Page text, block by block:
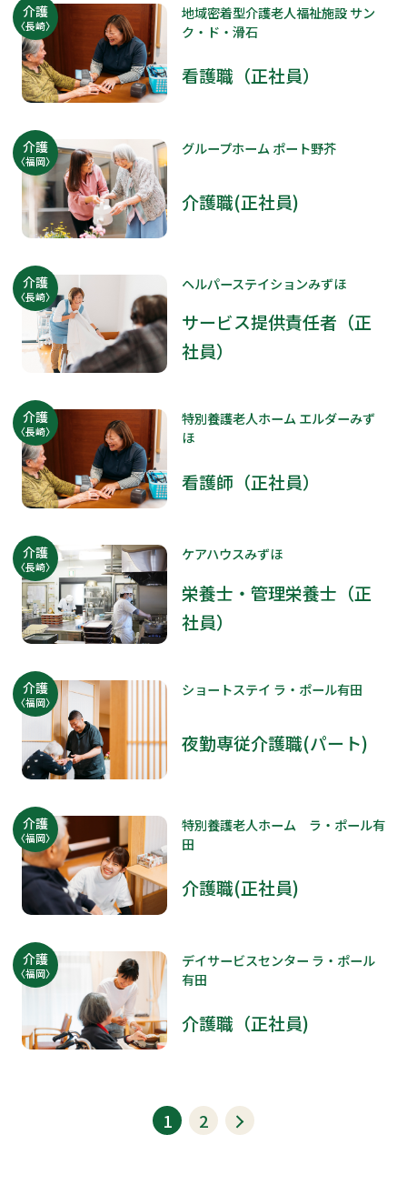
介護
〈長崎〉
地域密着型介護老人福祉施設 サン
ク・ド・滑石
看護職（正社員）
介護
〈福岡〉
グループホーム ポート野芥
介護職(正社員)
介護
〈長崎〉
ヘルパーステイションみずほ
サービス提供責任者（正
社員）
介護
〈長崎〉
特別養護老人ホーム エルダーみず
ほ
看護師（正社員）
介護
〈長崎〉
ケアハウスみずほ
栄養士・管理栄養士（正
社員）
介護
〈福岡〉
ショートステイ ラ・ポール有田
夜勤専従介護職(パート)
介護
〈福岡〉
特別養護老人ホーム ラ・ポール有
田
介護職(正社員)
介護
〈福岡〉
デイサービスセンター ラ・ポール
有田
介護職（正社員)
1 2